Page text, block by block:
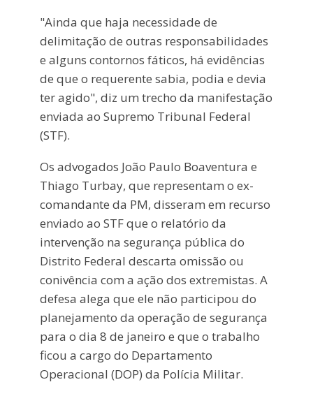
"Ainda que haja necessidade de
delimitação de outras responsabilidades
e alguns contornos fáticos, há evidências
de que o requerente sabia, podia e devia
ter agido", diz um trecho da manifestação
enviada ao Supremo Tribunal Federal
(STF).
Os advogados João Paulo Boaventura e
Thiago Turbay, que representam o ex-
comandante da PM, disseram em recurso
enviado ao STF que o relatório da
intervenção na segurança pública do
Distrito Federal descarta omissão ou
conivência com a ação dos extremistas. A
defesa alega que ele não participou do
planejamento da operação de segurança
para o dia 8 de janeiro e que o trabalho
ficou a cargo do Departamento
Operacional (DOP) da Polícia Militar.